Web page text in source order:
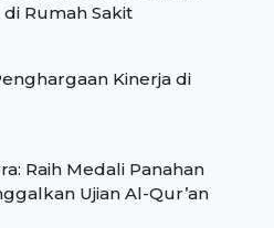
Rumah Sakit
Kinerja di
Raih Medali Panahan
Ujian Al-Qur’an